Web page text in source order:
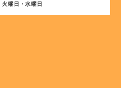
火曜日・水曜日